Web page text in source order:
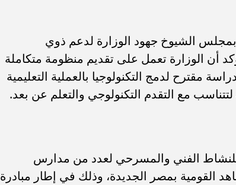
بمجلس الشيوخ جهود الوزارة لدعم ذوي
أن الوزارة تعمل على تقديم منظومة متكاملة
مقترح لدمج التكنولوجيا بالعملية التعليمية
مع التقدم التكنولوجي والتعلم عن بعد.
للنشاط الفني والمسرحي لعدد من مدارس
القومية بمصر الجديدة، وذلك في إطار مبادرة